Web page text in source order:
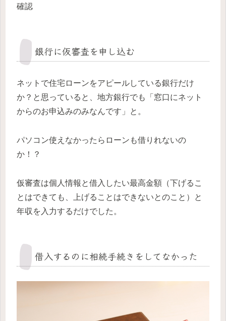
確認
銀行に仮審査を申し込む
ネットで住宅ローンをアピールしている銀行だけ
か？と思っていると、地方銀行でも「窓口にネット
からのお申込みのみなんです」と。
パソコン使えなかったらローンも借りれないの
か！？
仮審査は個人情報と借入したい最高金額（下げるこ
とはできても、上げることはできないとのこと）と
年収を入力するだけでした。
借入するのに相続手続きをしてなかった